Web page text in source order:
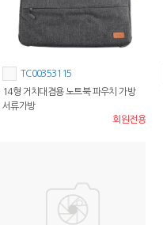
TC00353115
14형 거치대겸용 노트북 파우치 가방
서류가방
회원전용